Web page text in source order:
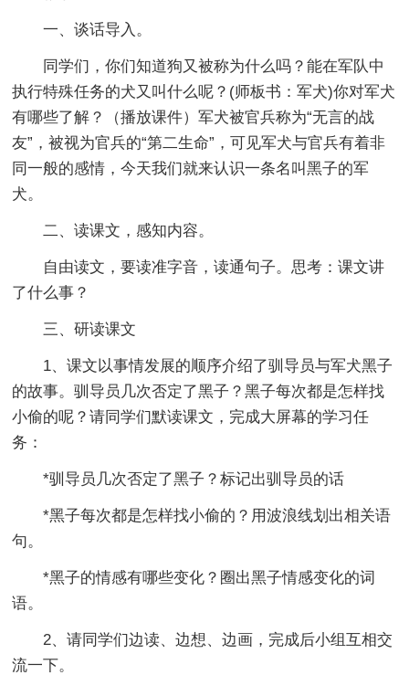
一、谈话导入。
同学们，你们知道狗又被称为什么吗？能在军队中
执行特殊任务的犬又叫什么呢？(师板书：军犬)你对军犬
有哪些了解？（播放课件）军犬被官兵称为“无言的战
友”，被视为官兵的“第二生命”，可见军犬与官兵有着非
同一般的感情，今天我们就来认识一条名叫黑子的军
犬。
二、读课文，感知内容。
自由读文，要读准字音，读通句子。思考：课文讲
了什么事？
三、研读课文
1、课文以事情发展的顺序介绍了驯导员与军犬黑子
的故事。驯导员几次否定了黑子？黑子每次都是怎样找
小偷的呢？请同学们默读课文，完成大屏幕的学习任
务：
*驯导员几次否定了黑子？标记出驯导员的话
*黑子每次都是怎样找小偷的？用波浪线划出相关语
句。
*黑子的情感有哪些变化？圈出黑子情感变化的词
语。
2、请同学们边读、边想、边画，完成后小组互相交
流一下。